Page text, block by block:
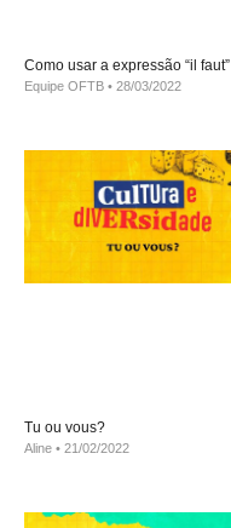
Como usar a expressão “il faut”
Equipe OFTB 28/03/2022
Tu ou vous?
Aline 21/02/2022